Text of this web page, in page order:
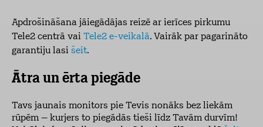
Apdrošināšana jāiegādājas reizē ar ierīces pirkumu
Tele2 centrā vai Tele2 e-veikalā. Vairāk par pagarināto
garantiju lasi šeit.
Ātra un ērta piegāde
Tavs jaunais monitors pie Tevis nonāks bez liekām
rūpēm – kurjers to piegādās tieši līdz Tavām durvīm!